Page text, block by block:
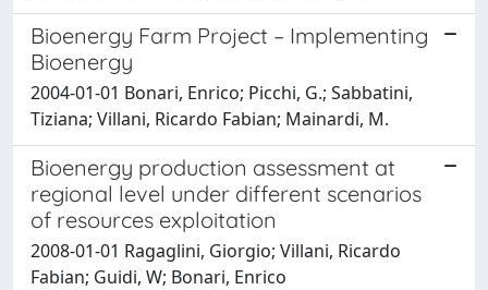
Bioenergy Farm Project – Implementing
Bioenergy
2004-01-01 Bonari, Enrico; Picchi, G.; Sabbatini,
Tiziana; Villani, Ricardo Fabian; Mainardi, M.
Bioenergy production assessment at
regional level under different scenarios
of resources exploitation
2008-01-01 Ragaglini, Giorgio; Villani, Ricardo
Fabian; Guidi, W; Bonari, Enrico